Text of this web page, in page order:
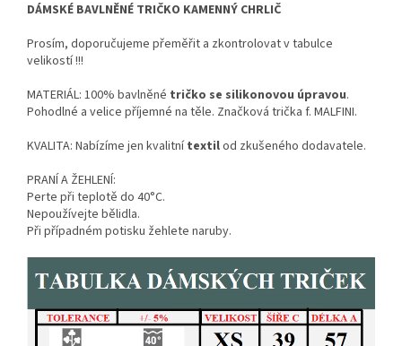
DÁMSKÉ BAVLNĚNÉ TRIČKO KAMENNÝ CHRLIČ
Prosím, doporučujeme přeměřit a zkontrolovat v tabulce
velikostí !!!
MATERIÁL: 100% bavlněné tričko se silikonovou úpravou.
Pohodlné a velice příjemné na těle. Značková trička f. MALFINI.
KVALITA: Nabízíme jen kvalitnítextilod zkušeného dodavatele.
PRANÍ A ŽEHLENÍ:
Perte při teplotě do 40°C.
Nepoužívejte bělidla.
Při případném potisku žehlete naruby.